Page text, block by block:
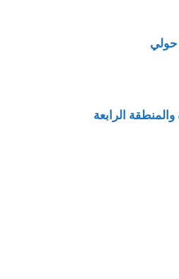
الرابعة